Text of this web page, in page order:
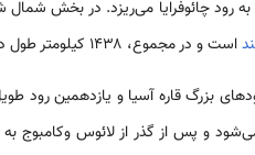
است و در مجموع، ۱۴۳۸ کیلومتر طول دارد و به رود بزرگ مکونگ می‌ریزد.
بزرگ قاره آسیا و یازدهمین رود
و پس از گذر از لائوس وکامبوج